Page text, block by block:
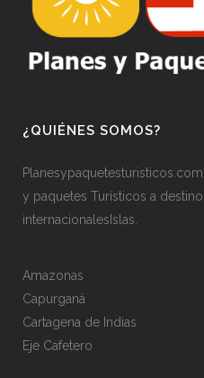
¿QUIÉNES SOMOS?
y paquetes Turísticos a
internacionalesIslas.
Amazonas
Capurganá
Cartagena de Indias
Eje Cafetero